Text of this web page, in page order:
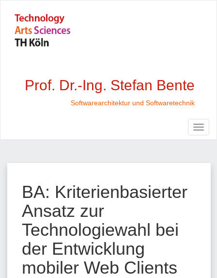
Prof. Dr.-Ing. Stefan Bente
Softwarearchitektur und Softwaretechnik
BA: Kriterienbasierter
Ansatz zur
Technologiewahl bei
der Entwicklung
mobiler Web Clients